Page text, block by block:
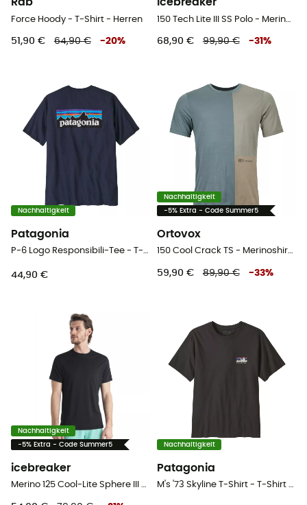
Rab
Force Hoody - T-Shirt - Herren
51,90 € 64,90 € -20%
icebreaker
68,90 € 99,90 € -31 %
Nachhaltigkeit
Patagonia
P-6 Logo Responsibili-Tee - T-shirt - Herren
44,90 €
Nachhaltigkeit
-5% Extra - Code Summer5
Ortovox
150 Cool Crack TS - Merinoshirt - Herren
59,90 € 89,90 € -33%
Nachhaltigkeit
-5% Extra - Code Summer5
icebreaker
Merino 125 Cool-Lite Sphere III SS Tee - Merinoshirt - Herren
Nachhaltigkeit
Patagonia
M's '73 Skyline T-Shirt - T-Shirt - Herren